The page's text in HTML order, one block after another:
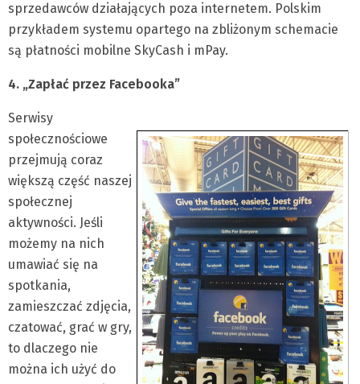
sprzedawców działających poza internetem. Polskim
przykładem systemu opartego na zbliżonym schemacie
są płatności mobilne SkyCash i mPay.
4. „Zapłać przez Facebooka”
Serwisy
społecznościowe
przejmują coraz
większą część naszej
społecznej
aktywności. Jeśli
możemy na nich
umawiać się na
spotkania,
zamieszczać zdjęcia,
czatować, grać w gry,
to dlaczego nie
można ich użyć do